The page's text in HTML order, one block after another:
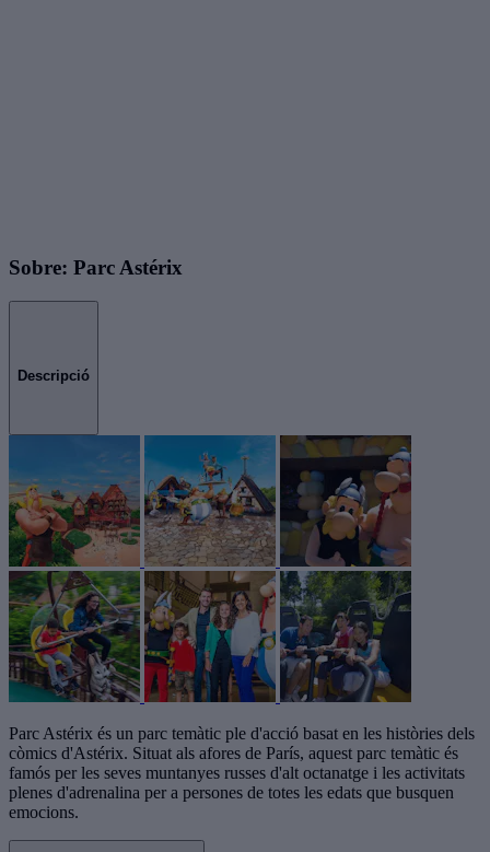
Sobre: Parc Astérix
Descripció
Parc Astérix és un parc temàtic ple d'acció basat en les històries dels
còmics d'Astérix. Situat als afores de París, aquest parc temàtic és
famós per les seves muntanyes russes d'alt octanatge i les activitats
plenes d'adrenalina per a persones de totes les edats que busquen
emocions.